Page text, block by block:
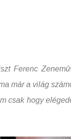
már a világ
csak hogy